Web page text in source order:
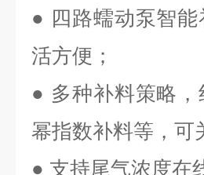
● 四路蠕动泵智
活方便；
● 多种补料策略
幂指数补料等，可
● 支持尾气浓度在